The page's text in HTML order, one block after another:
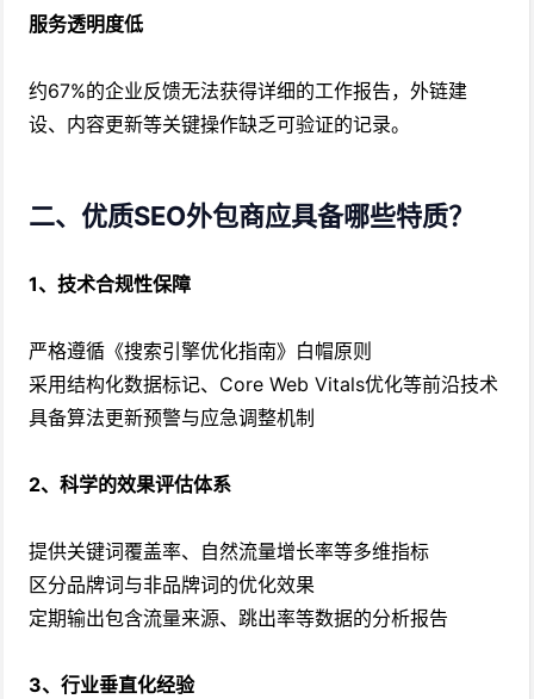
服务透明度低
约67%的企业反馈无法获得详细的工作报告，外链建
设、内容更新等关键操作缺乏可验证的记录。
二、优质SEO外包商应具备哪些特质？
1、技术合规性保障
严格遵循《搜索引擎优化指南》白帽原则
采用结构化数据标记、Core Web Vitals优化等前沿技术
具备算法更新预警与应急调整机制
2、科学的效果评估体系
提供关键词覆盖率、自然流量增长率等多维指标
区分品牌词与非品牌词的优化效果
定期输出包含流量来源、跳出率等数据的分析报告
3、行业垂直化经验